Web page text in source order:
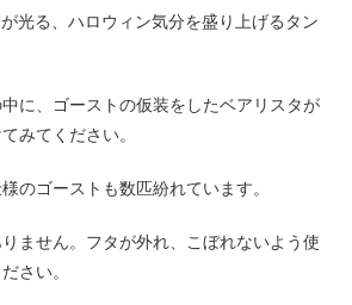
光る、ハロウィン気分を盛り上げるタン
に、ゴーストの仮装をしたベアリスタが
みてください。
のゴーストも数匹紛れています。
ません。フタが外れ、こぼれないよう使
さい。